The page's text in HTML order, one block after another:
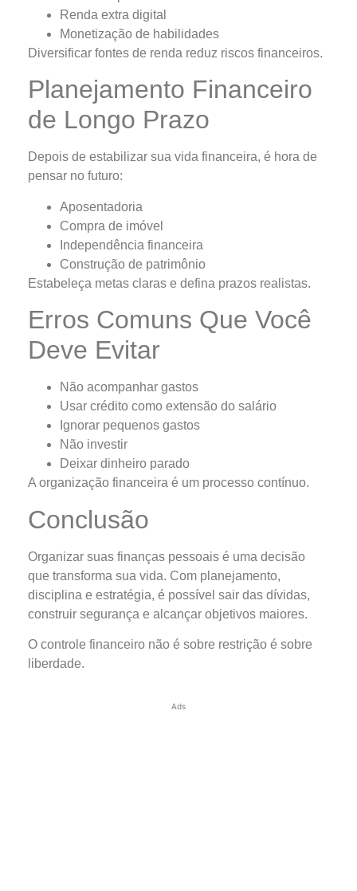
Renda extra digital
Monetização de habilidades
Diversificar fontes de renda reduz riscos financeiros.
Planejamento Financeiro
de Longo Prazo
Depois de estabilizar sua vida financeira, é hora de
pensar no futuro:
Aposentadoria
Compra de imóvel
Independência financeira
Construção de patrimônio
Estabeleça metas claras e defina prazos realistas.
Erros Comuns Que Você
Deve Evitar
Não acompanhar gastos
Usar crédito como extensão do salário
Ignorar pequenos gastos
Não investir
Deixar dinheiro parado
A organização financeira é um processo contínuo.
Conclusão
Organizar suas finanças pessoais é uma decisão
que transforma sua vida. Com planejamento,
disciplina e estratégia, é possível sair das dívidas,
construir segurança e alcançar objetivos maiores.
O controle financeiro não é sobre restrição é sobre
liberdade.
Ads